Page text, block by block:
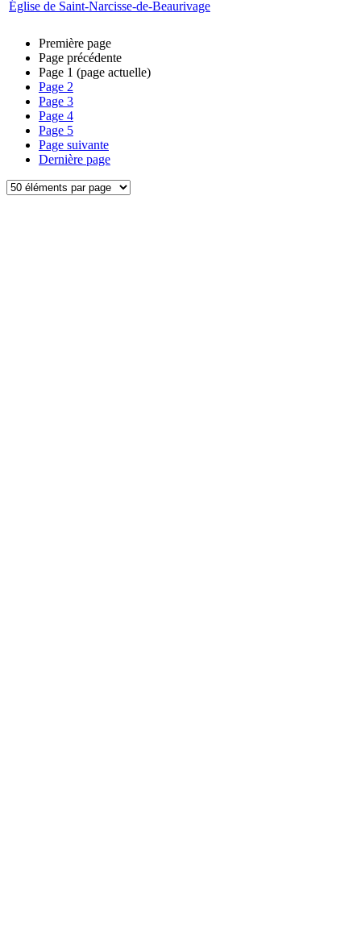
Église de Saint-Narcisse-de-Beaurivage
Première page
Page précédente
Page 1 (page actuelle)
Page 2
Page 3
Page 4
Page 5
Page suivante
Dernière page